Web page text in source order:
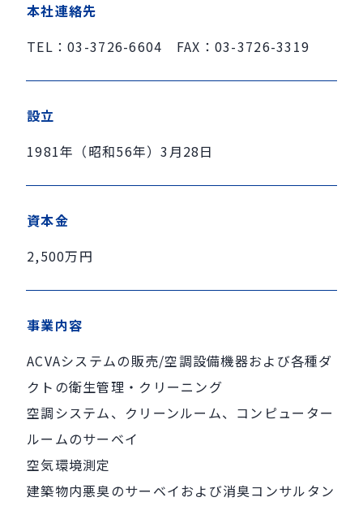
本社連絡先
TEL：03-3726-6604 FAX：03-3726-3319
設立
1981年（昭和56年）3月28日
資本金
2,500万円
事業内容
ACVAシステムの販売/空調設備機器および各種ダ
クトの衛生管理・クリーニング
空調システム、クリーンルーム、コンピューター
ルームのサーベイ
空気環境測定
建築物内悪臭のサーベイおよび消臭コンサルタン